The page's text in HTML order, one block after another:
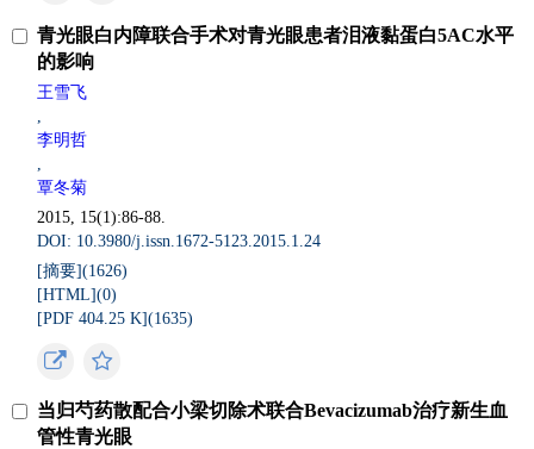
青光眼白内障联合手术对青光眼患者泪液黏蛋白5AC水平
的影响
王雪飞
,
李明哲
,
覃冬菊
2015, 15(1):86-88.
DOI: 10.3980/j.issn.1672-5123.2015.1.24
[摘要](1626)
[HTML](0)
[PDF 404.25 K](1635)
当归芍药散配合小梁切除术联合Bevacizumab治疗新生血
管性青光眼